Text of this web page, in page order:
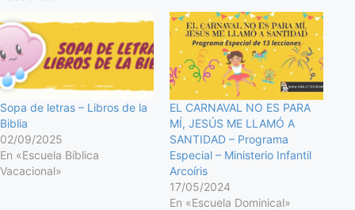
Sopa de letras – Libros de la
Biblia
02/09/2025
En «Escuela Bíblica
Vacacional»
EL CARNAVAL NO ES PARA
MÍ, JESÚS ME LLAMÓ A
SANTIDAD – Programa
Especial – Ministerio Infantil
Arcoíris
17/05/2024
En «Escuela Dominical»